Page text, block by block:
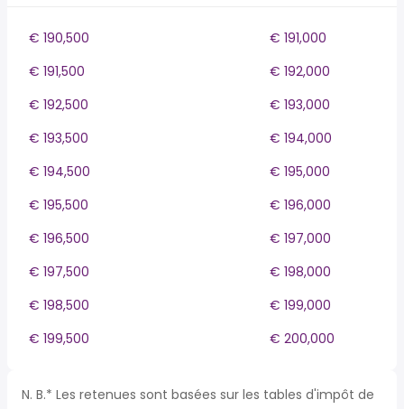
€ 190,500
€ 191,000
€ 191,500
€ 192,000
€ 192,500
€ 193,000
€ 193,500
€ 194,000
€ 194,500
€ 195,000
€ 195,500
€ 196,000
€ 196,500
€ 197,000
€ 197,500
€ 198,000
€ 198,500
€ 199,000
€ 199,500
€ 200,000
N. B.* Les retenues sont basées sur les tables d'impôt de